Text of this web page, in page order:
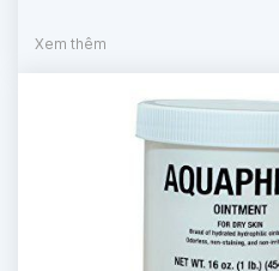
Xem thêm